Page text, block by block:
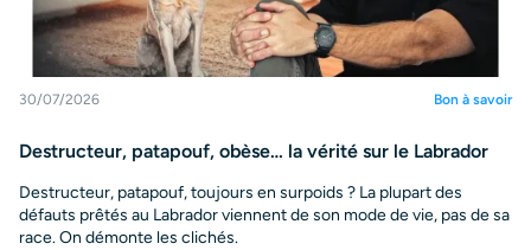
30/07/2026 Bon à savoir
Destructeur, patapouf, obèse… la vérité sur le Labrador
Destructeur, patapouf, toujours en surpoids ? La plupart des
défauts prêtés au Labrador viennent de son mode de vie, pas de sa
race. On démonte les clichés.